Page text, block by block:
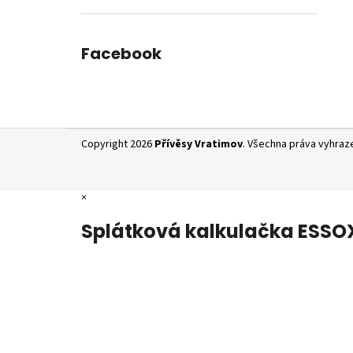
Facebook
Copyright 2026 Přívěsy Vratimov. Všechna práva
×
Splátková kalkulačka